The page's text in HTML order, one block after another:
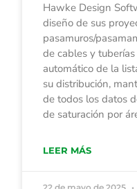
Hawke Design
diseño de sus
pasamuros/
de cables y
automático de la
su distribución,
de todos los datos
de saturación por
LEER MÁS